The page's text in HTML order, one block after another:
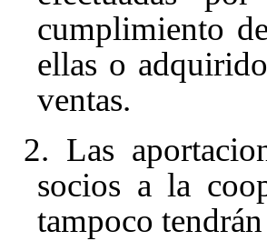
cumplimiento
ellas o
ventas.
2. Las
socios a la
tampoco